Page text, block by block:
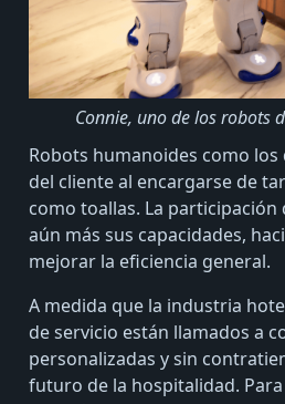
Connie, uno de los robots
Robots humanoides como
del cliente al encargarse de
como toallas. La
aún más sus capacidades,
mejorar la eficiencia general.
A medida que la industria
de servicio están llamados a
personalizadas y sin
futuro de la hospitalidad.